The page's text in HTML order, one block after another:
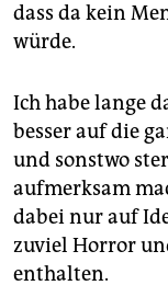
dass da kein
würde.
Ich habe lange
besser auf die
und sonstwo
aufmerksam
dabei nur auf
zuviel Horror
enthalten.